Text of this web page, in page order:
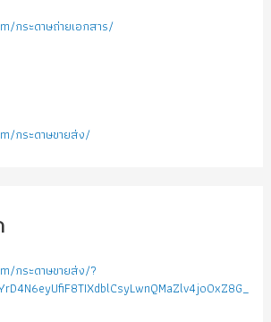
กระดาษถ่ายเอกสาร/
กระดาษขายส่ง/
กระดาษขายส่ง/?